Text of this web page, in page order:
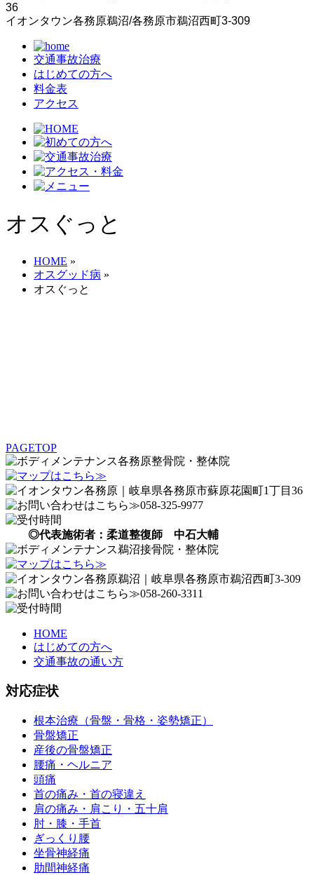
36
イオンタウン各務原鵜沼/各務原市鵜沼西町3-309
交通事故治療
はじめての方へ
料金表
アクセス
オスぐっと
HOME »
オスグッド病 »
オスぐっと
PAGETOP
◎代表施術者：柔道整復師 中石大輔
HOME
はじめての方へ
交通事故の通い方
対応症状
根本治療（骨盤・骨格・姿勢矯正）
骨盤矯正
産後の骨盤矯正
腰痛・ヘルニア
頭痛
首の痛み・首の寝違え
肩の痛み・肩こり・五十肩
肘・膝・手首
ぎっくり腰
坐骨神経痛
肋間神経痛